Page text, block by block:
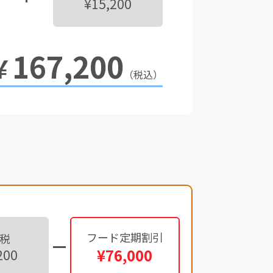
167,200 （税込）
フード定期割引
¥76,000